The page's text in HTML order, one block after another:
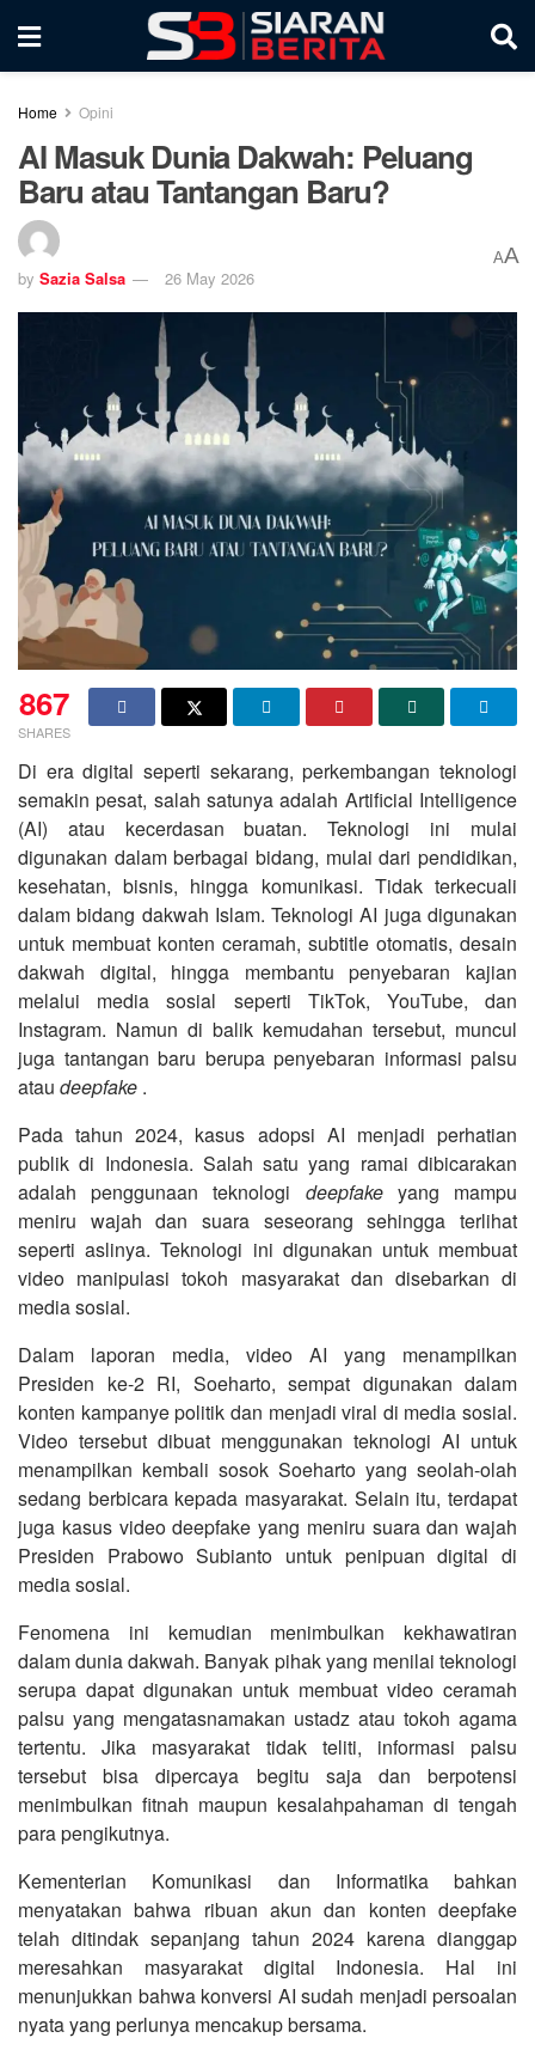
Home Opini
AI Masuk Dunia Dakwah: Peluang
Baru atau Tantangan Baru?
by Sazia Salsa 26 May 2026
AA
867
SHARES
Di era digital seperti sekarang, perkembangan teknologi
semakin pesat, salah satunya adalah Artificial Intelligence
(AI) atau kecerdasan buatan. Teknologi ini mulai
digunakan dalam berbagai bidang, mulai dari pendidikan,
kesehatan, bisnis, hingga komunikasi. Tidak terkecuali
dalam bidang dakwah Islam. Teknologi AI juga digunakan
untuk membuat konten ceramah, subtitle otomatis, desain
dakwah digital, hingga membantu penyebaran kajian
melalui media sosial seperti TikTok, YouTube, dan
Instagram. Namun di balik kemudahan tersebut, muncul
juga tantangan baru berupa penyebaran informasi palsu
atau deepfake .
Pada tahun 2024, kasus adopsi AI menjadi perhatian
publik di Indonesia. Salah satu yang ramai dibicarakan
adalah penggunaan teknologi deepfakeyang mampu
meniru wajah dan suara seseorang sehingga terlihat
seperti aslinya. Teknologi ini digunakan untuk membuat
video manipulasi tokoh masyarakat dan disebarkan di
media sosial.
Dalam laporan media, video AI yang menampilkan
Presiden ke-2 RI, Soeharto, sempat digunakan dalam
konten kampanye politik dan menjadi viral di media sosial.
Video tersebut dibuat menggunakan teknologi AI untuk
menampilkan kembali sosok Soeharto yang seolah-olah
sedang berbicara kepada masyarakat. Selain itu, terdapat
juga kasus video deepfake yang meniru suara dan wajah
Presiden Prabowo Subianto untuk penipuan digital di
media sosial.
Fenomena ini kemudian menimbulkan kekhawatiran
dalam dunia dakwah. Banyak pihak yang menilai teknologi
serupa dapat digunakan untuk membuat video ceramah
palsu yang mengatasnamakan ustadz atau tokoh agama
tertentu. Jika masyarakat tidak teliti, informasi palsu
tersebut bisa dipercaya begitu saja dan berpotensi
menimbulkan fitnah maupun kesalahpahaman di tengah
para pengikutnya.
Kementerian Komunikasi dan Informatika bahkan
menyatakan bahwa ribuan akun dan konten deepfake
telah ditindak sepanjang tahun 2024 karena dianggap
meresahkan masyarakat digital Indonesia. Hal ini
menunjukkan bahwa konversi AI sudah menjadi persoalan
nyata yang perlunya mencakup bersama.